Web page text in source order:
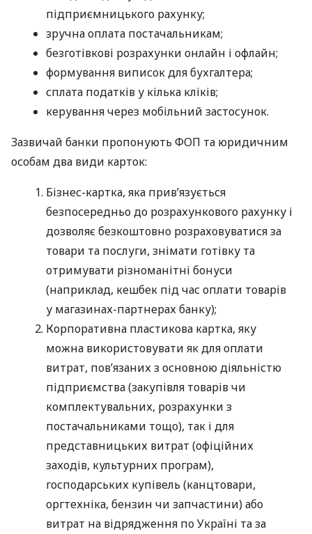
підприємницького рахунку;
зручна оплата постачальникам;
безготівкові розрахунки онлайн і офлайн;
формування виписок для бухгалтера;
сплата податків у кілька кліків;
керування через мобільний застосунок.
Зазвичай банки пропонують ФОП та юридичним
особам два види карток:
Бізнес-картка, яка прив’язується
безпосередньо до розрахункового рахунку і
дозволяє безкоштовно розраховуватися за
товари та послуги, знімати готівку та
отримувати різноманітні бонуси
(наприклад, кешбек під час оплати товарів
у магазинах-партнерах банку);
Корпоративна пластикова картка, яку
можна використовувати як для оплати
витрат, пов’язаних з основною діяльністю
підприємства (закупівля товарів чи
комплектувальних, розрахунки з
постачальниками тощо), так і для
представницьких витрат (офіційних
заходів, культурних програм),
господарських купівель (канцтовари,
оргтехніка, бензин чи запчастини) або
витрат на відрядження по Україні та за